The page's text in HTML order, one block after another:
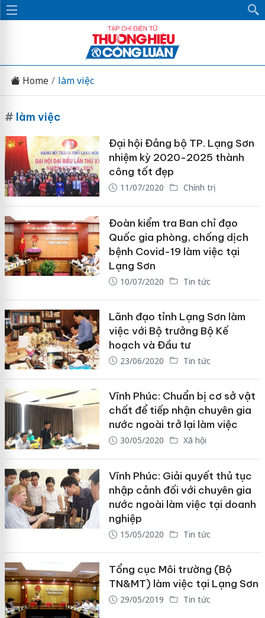
Home làm việc
# làm việc
Đại hội Đảng bộ TP. Lạng Sơn
nhiệm kỳ 2020-2025 thành
công tốt đẹp
11/07/2020 Chính trị
Đoàn kiểm tra Ban chỉ đạo
Quốc gia phòng, chống dịch
bệnh Covid-19 làm việc tại
Lạng Sơn
10/07/2020 Tin tức
Lãnh đạo tỉnh Lạng Sơn làm
việc với Bộ trưởng Bộ Kế
hoạch và Đầu tư
23/06/2020 Tin tức
Vĩnh Phúc: Chuẩn bị cơ sở vật
chất để tiếp nhận chuyên gia
nước ngoài trở lại làm việc
30/05/2020 Xã hội
Vĩnh Phúc: Giải quyết thủ tục
nhập cảnh đối với chuyên gia
nước ngoài làm việc tại doanh
nghiệp
15/05/2020 Tin tức
Tổng cục Môi trường (Bộ
TN&MT) làm việc tại Lạng Sơn
29/05/2019 Tin tức